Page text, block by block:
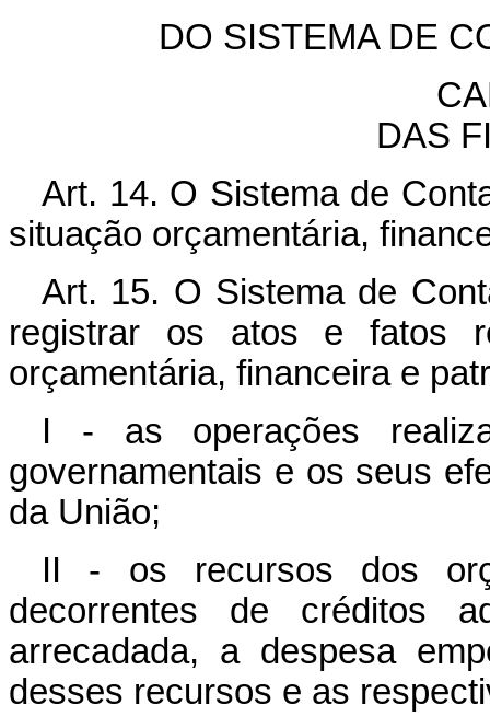
DO SISTEMA DE
DAS
Art. 14. O Sistema de
situação orçamentária,
Art. 15. O Sistema de
registrar os atos e fatos
orçamentária, financeira e
I - as operações
governamentais e os seus
da União;
II - os recursos dos
decorrentes de créditos
arrecadada, a despesa
desses recursos e as